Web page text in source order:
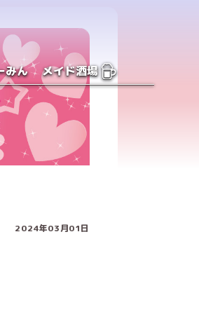
みん メイド酒場
2024年03月01日